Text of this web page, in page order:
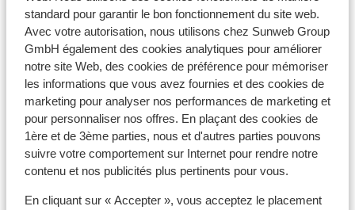
standard pour garantir le bon fonctionnement du site web.
Avec votre autorisation, nous utilisons chez Sunweb Group
GmbH également des cookies analytiques pour améliorer
notre site Web, des cookies de préférence pour mémoriser
les informations que vous avez fournies et des cookies de
marketing pour analyser nos performances de marketing et
pour personnaliser nos offres. En plaçant des cookies de
1ère et de 3ème parties, nous et d'autres parties pouvons
suivre votre comportement sur Internet pour rendre notre
contenu et nos publicités plus pertinents pour vous.
En cliquant sur « Accepter », vous acceptez le placement
Pourboires :
Il est habituel en Turquie de donner 10% de pourboire.
Voltage :
Le voltage est identique à celui en France : 220 volts.
Eau :